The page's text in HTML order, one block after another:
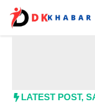
content
LATEST POST,